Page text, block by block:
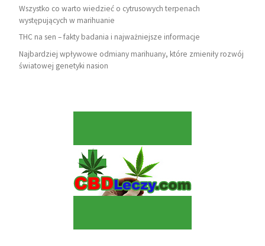
Wszystko co warto wiedzieć o cytrusowych terpenach
występujących w marihuanie
THC na sen – fakty badania i najważniejsze informacje
Najbardziej wpływowe odmiany marihuany, które zmieniły rozwój
światowej genetyki nasion